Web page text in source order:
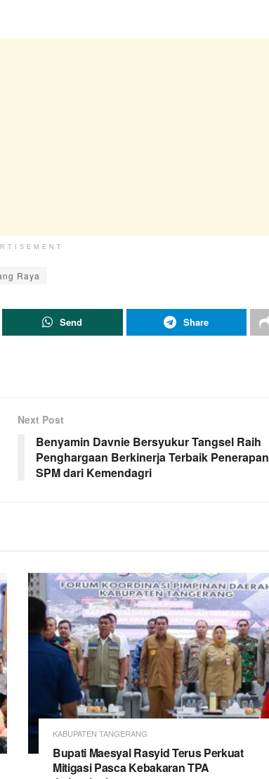
Raya
Send Share
Next Post
Benyamin Davnie Bersyukur Tangsel Raih
Penghargaan Berkinerja Terbaik Penerapan
SPM dari Kemendagri
KABUPATEN TANGERANG
Bupati Maesyal Rasyid Terus Perkuat
Mitigasi Pasca Kebakaran TPA